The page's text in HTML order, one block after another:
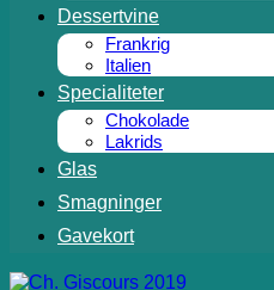
Dessertvine
Frankrig
Italien
Specialiteter
Chokolade
Lakrids
Glas
Smagninger
Gavekort